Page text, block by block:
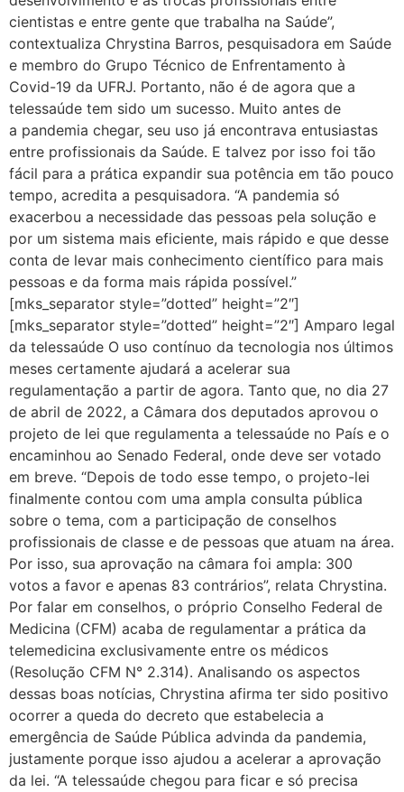
cientistas e entre gente que trabalha na Saúde”,
contextualiza Chrystina Barros, pesquisadora em Saúde
e membro do Grupo Técnico de Enfrentamento à
Covid-19 da UFRJ. Portanto, não é de agora que a
telessaúde tem sido um sucesso. Muito antes de
a pandemia chegar, seu uso já encontrava entusiastas
entre profissionais da Saúde. E talvez por isso foi tão
fácil para a prática expandir sua potência em tão pouco
tempo, acredita a pesquisadora. “A pandemia só
exacerbou a necessidade das pessoas pela solução e
por um sistema mais eficiente, mais rápido e que desse
conta de levar mais conhecimento científico para mais
pessoas e da forma mais rápida possível.”
[mks_separator style=”dotted” height=”2″]
[mks_separator style=”dotted” height=”2″] Amparo legal
da telessaúde O uso contínuo da tecnologia nos últimos
meses certamente ajudará a acelerar sua
regulamentação a partir de agora. Tanto que, no dia 27
de abril de 2022, a Câmara dos deputados aprovou o
projeto de lei que regulamenta a telessaúde no País e o
encaminhou ao Senado Federal, onde deve ser votado
em breve. “Depois de todo esse tempo, o projeto-lei
finalmente contou com uma ampla consulta pública
sobre o tema, com a participação de conselhos
profissionais de classe e de pessoas que atuam na área.
Por isso, sua aprovação na câmara foi ampla: 300
votos a favor e apenas 83 contrários”, relata Chrystina.
Por falar em conselhos, o próprio Conselho Federal de
Medicina (CFM) acaba de regulamentar a prática da
telemedicina exclusivamente entre os médicos
(Resolução CFM N° 2.314). Analisando os aspectos
dessas boas notícias, Chrystina afirma ter sido positivo
ocorrer a queda do decreto que estabelecia a
emergência de Saúde Pública advinda da pandemia,
justamente porque isso ajudou a acelerar a aprovação
da lei. “A telessaúde chegou para ficar e só precisa